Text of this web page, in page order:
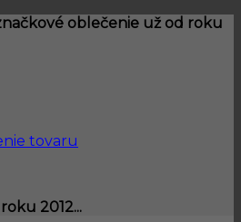
oblečenie už od roku
tovaru
2012...